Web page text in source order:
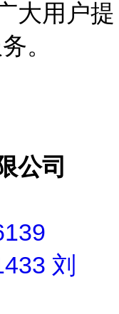
大用户提
。
公司
刘